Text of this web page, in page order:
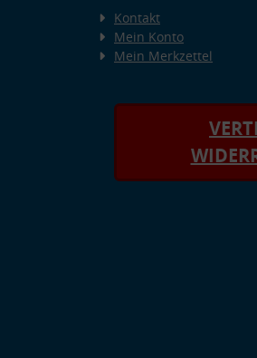
Kontakt
Mein Konto
Mein Merkzettel